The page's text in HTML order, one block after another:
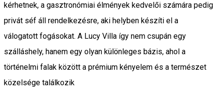
kérhetnek, a gasztronómiai élmények kedvelői számára pedig
privát séf áll rendelkezésre, aki helyben készíti el a
válogatott fogásokat. A Lucy Villa így nem csupán egy
szálláshely, hanem egy olyan különleges bázis, ahol a
történelmi falak között a prémium kényelem és a természet
közelsége találkozik